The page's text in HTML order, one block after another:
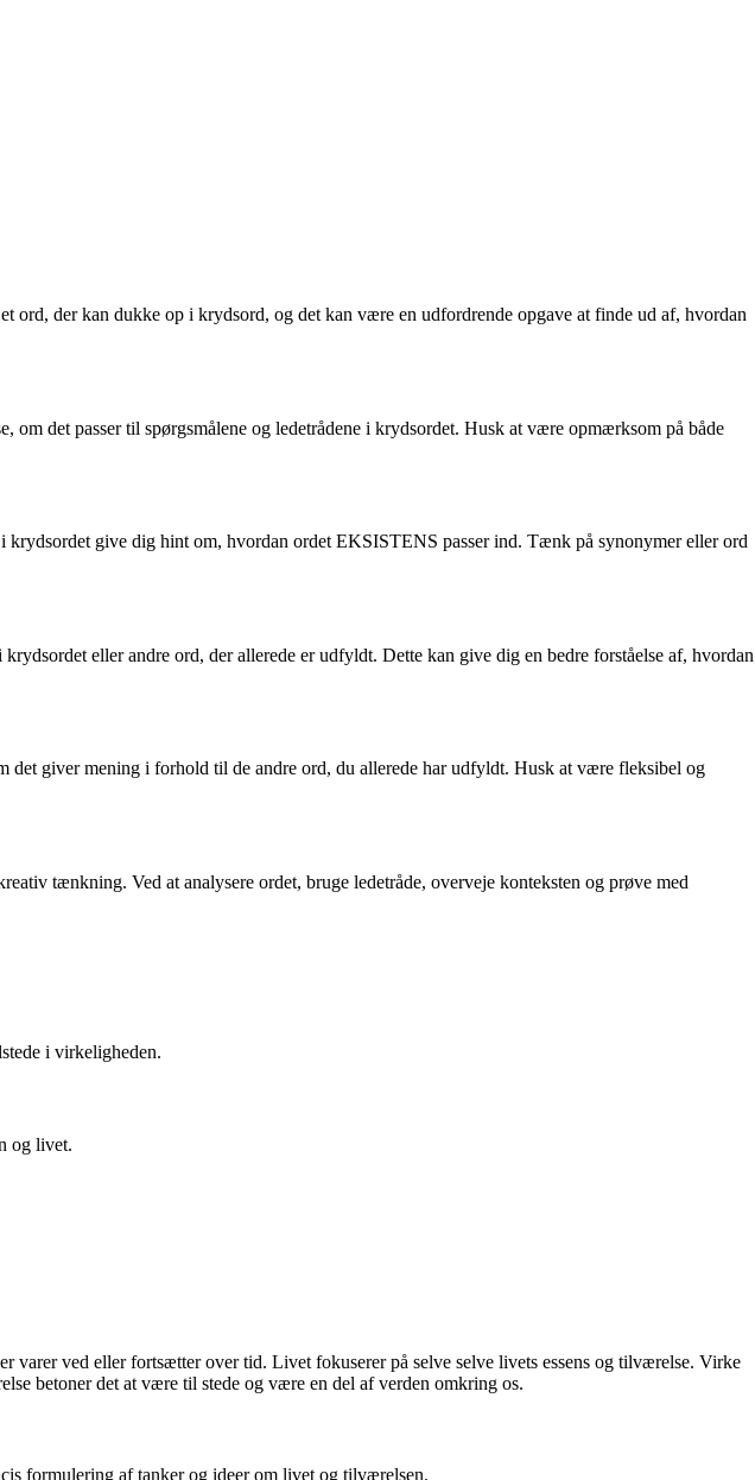
der kan dukke op i krydsord, og det kan være en udfordrende opgave at finde ud af, hvordan
det passer til spørgsmålene og ledetrådene i krydsordet. Husk at være opmærksom på både
give dig hint om, hvordan ordet EKSISTENS passer ind. Tænk på synonymer eller ord
eller andre ord, der allerede er udfyldt. Dette kan give dig en bedre forståelse af, hvordan
det giver mening i forhold til de andre ord, du allerede har udfyldt. Husk at være fleksibel og
tænkning. Ved at analysere ordet, bruge ledetråde, overveje konteksten og prøve med
i virkeligheden.
og livet.
varer ved eller fortsætter over tid. Livet fokuserer på selve selve livets essens og tilværelse. Virke
betoner det at være til stede og være en del af verden omkring os.
formulering af tanker og ideer om livet og tilværelsen.